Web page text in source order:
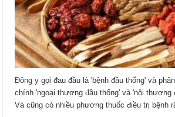
Đông y gọi đau đầu là 'bệnh đầu thống' và
chính 'ngoại thương đầu thống' và 'nội thương
Và cũng có nhiều phương thuốc điều trị bệnh